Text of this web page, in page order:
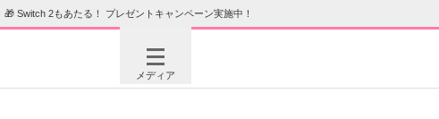
🎁 Switch 2もあたる！ プレゼントキャンペーン実施中！
メディア